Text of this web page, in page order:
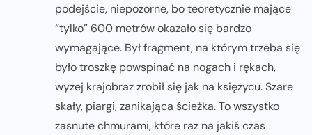
podejście, niepozorne, bo teoretycznie mające
“tylko” 600 metrów okazało się bardzo
wymagające. Był fragment, na którym trzeba się
było troszkę powspinać na nogach i rękach,
wyżej krajobraz zrobił się jak na księżycu. Szare
skały, piargi, zanikająca ścieżka. To wszystko
zasnute chmurami, które raz na jakiś czas